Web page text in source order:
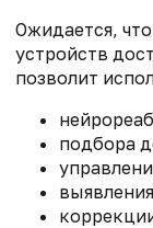
Ожидается,
устройств
позволит
подбора